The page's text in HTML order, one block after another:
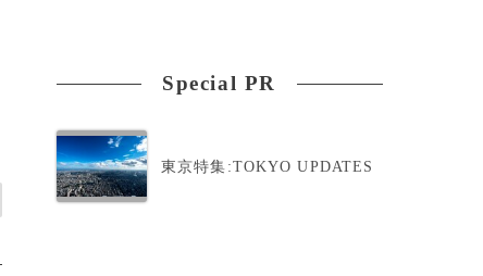
Special PR
東京特集:TOKYO UPDATES